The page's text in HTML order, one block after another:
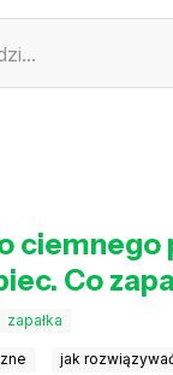
ciemnego
Co
zapałka
jak